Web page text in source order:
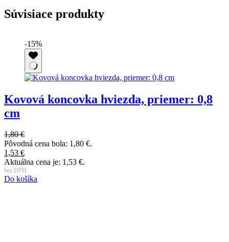
Súvisiace produkty
-15%
Kovová koncovka hviezda, priemer: 0,8
cm
1,80€
Pôvodná cena bola: 1,80 €.
1,53 €
Aktuálna cena je: 1,53 €.
bez DPH
Do košíka